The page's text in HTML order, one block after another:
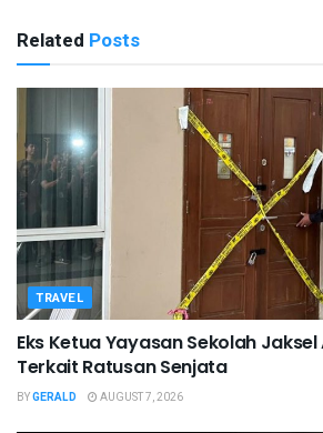
Related Posts
TRAVEL
Eks Ketua Yayasan Sekolah
Terkait Ratusan Senjata
BYGERALD AUGUST 7, 2026